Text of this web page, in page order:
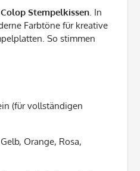
Colop Stempelkissen. In
Farbtöne für kreative
So stimmen
(für vollständigen
Orange, Rosa,